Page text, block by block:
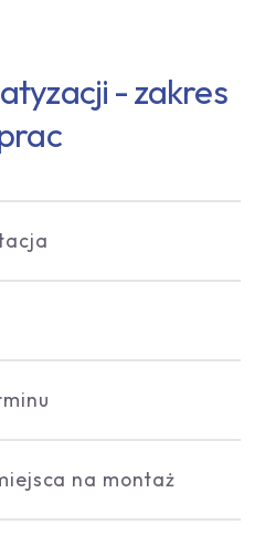
- zakres
na montaż